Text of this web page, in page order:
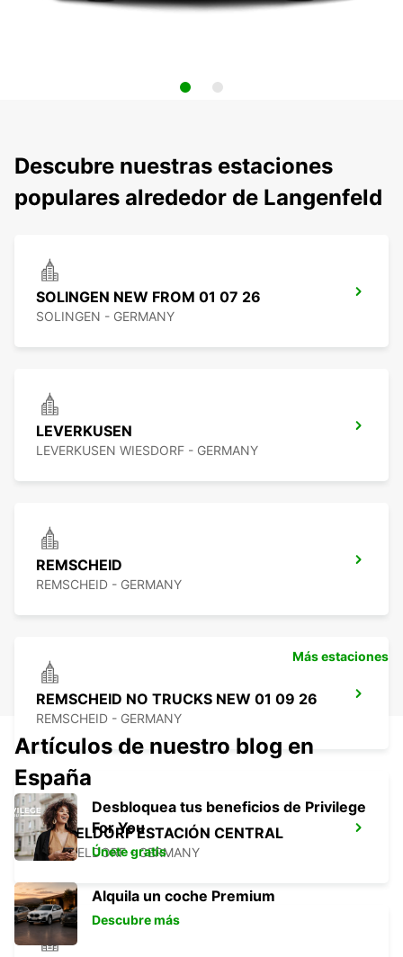
Descubre nuestras estaciones
populares alrededor de Langenfeld
SOLINGEN NEW FROM 01 07 26
SOLINGEN - GERMANY
LEVERKUSEN
LEVERKUSEN WIESDORF - GERMANY
REMSCHEID
REMSCHEID - GERMANY
REMSCHEID NO TRUCKS NEW 01 09 26
REMSCHEID - GERMANY
DUSSELDORF ESTACIÓN CENTRAL
DUESSELDORF - GERMANY
Más estaciones
Artículos de nuestro blog en
España
Desbloquea tus beneficios de Privilege
For You
Únete gratis
Alquila un coche Premium
Descubre más